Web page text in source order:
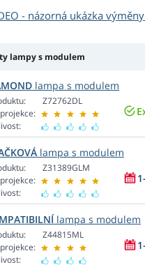
- názorná ukázka
lampy s modulem
lampa s modulem
Z72762DL
lampa s modulem
Z31389GLM
lampa s modulem
Z44815ML